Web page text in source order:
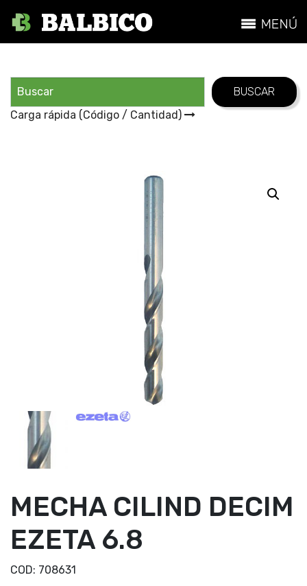
Carga rápida (Código / Cantidad)
MECHA CILIND DECIM
EZETA 6.8
COD: 708631